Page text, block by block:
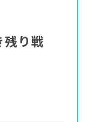
残り戦